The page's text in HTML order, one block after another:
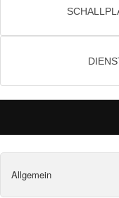
Allgemein